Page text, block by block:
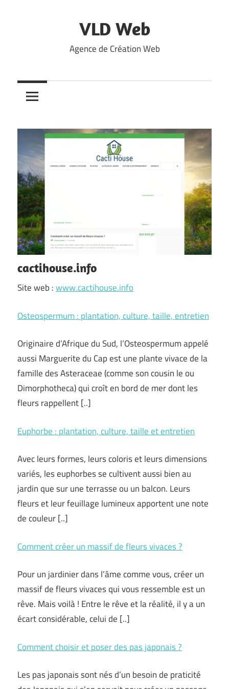
VLD Web
Agence de Création Web
cactihouse.info
Site web :www.cactihouse.info
Osteospermum : plantation, culture, taille, entretien
Originaire d’Afrique du Sud, l’Osteospermum appelé
aussi Marguerite du Cap est une plante vivace de la
famille des Asteraceae (comme son cousin le ou
Dimorphotheca) qui croît en bord de mer dont les
fleurs rappellent [..]
Euphorbe : plantation, culture, taille et entretien
Avec leurs formes, leurs coloris et leurs dimensions
variés, les euphorbes se cultivent aussi bien au
jardin que sur une terrasse ou un balcon. Leurs
fleurs et leur feuillage lumineux apportent une note
de couleur [..]
Comment créer un massif de fleurs vivaces ?
Pour un jardinier dans l’âme comme vous, créer un
massif de fleurs vivaces qui vous ressemble est un
rêve. Mais voilà ! Entre le rêve et la réalité, il y a un
écart considérable, celui de [..]
Comment choisir et poser des pas japonais ?
Les pas japonais sont nés d’un besoin de praticité